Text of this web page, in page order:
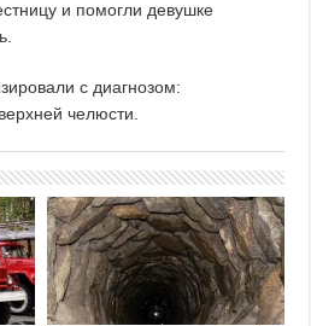
и помогли девушке
с диагнозом:
челюсти.